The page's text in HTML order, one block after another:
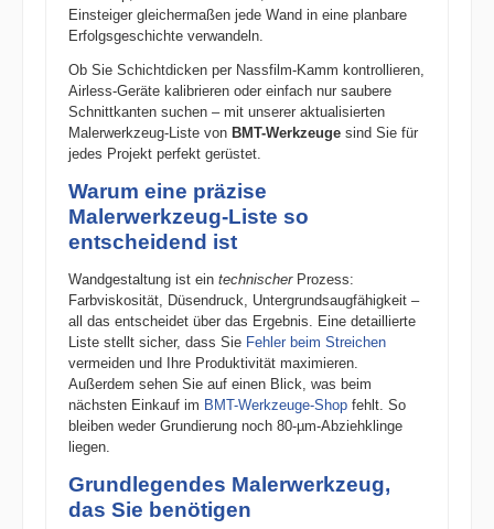
Einsteiger gleichermaßen jede Wand in eine planbare
Erfolgsgeschichte verwandeln.
Ob Sie Schichtdicken per Nassfilm-Kamm kontrollieren,
Airless-Geräte kalibrieren oder einfach nur saubere
Schnittkanten suchen – mit unserer aktualisierten
Malerwerkzeug-Liste von BMT-Werkzeuge sind Sie für
jedes Projekt perfekt gerüstet.
Warum eine präzise
Malerwerkzeug-Liste so
entscheidend ist
Wandgestaltung ist ein technischerProzess:
Farbviskosität, Düsendruck, Untergrundsaugfähigkeit –
all das entscheidet über das Ergebnis. Eine detaillierte
Liste stellt sicher, dass Sie Fehler beim Streichen
vermeiden und Ihre Produktivität maximieren.
Außerdem sehen Sie auf einen Blick, was beim
nächsten Einkauf im BMT-Werkzeuge-Shop fehlt. So
bleiben weder Grundierung noch 80-µm-Abziehklinge
liegen.
Grundlegendes Malerwerkzeug,
das Sie benötigen